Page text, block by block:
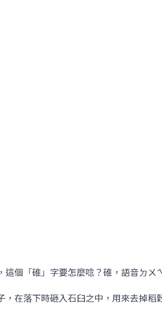
個「碓」字要怎麼唸？碓，語音ㄉㄨ
在落下時砸入石臼之中，用來去掉稻